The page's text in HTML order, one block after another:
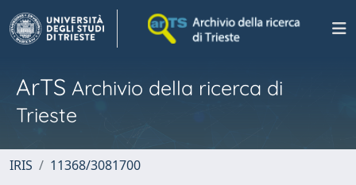
ArTS Archivio della ricerca di
Trieste
IRIS 11368/3081700